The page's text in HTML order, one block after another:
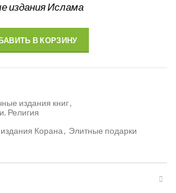
издания Ислама
В КОРЗИНУ
издания книг,
Религия
Корана, Элитные подарки